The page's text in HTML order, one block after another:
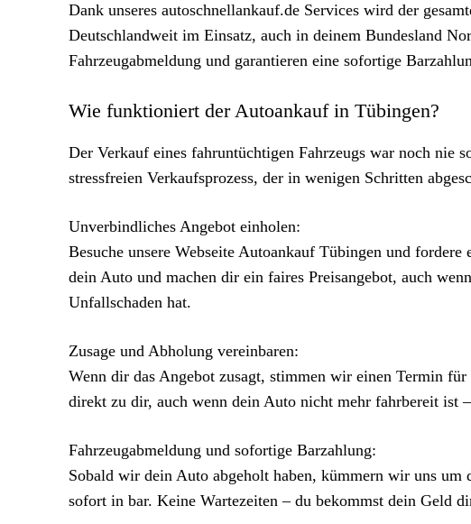
Dank unseres autoschnellankauf.de Services wird der
Deutschlandweit im Einsatz, auch in deinem Bundesland
Fahrzeugabmeldung und garantieren eine sofortige
Wie funktioniert der Autoankauf in Tübingen?
Der Verkauf eines fahruntüchtigen Fahrzeugs war noch nie
stressfreien Verkaufsprozess, der in wenigen Schritten
Unverbindliches Angebot einholen:
Besuche unsere Webseite Autoankauf Tübingen und
dein Auto und machen dir ein faires Preisangebot, auch
Unfallschaden hat.
Zusage und Abholung vereinbaren:
Wenn dir das Angebot zusagt, stimmen wir einen Termin
direkt zu dir, auch wenn dein Auto nicht mehr fahrbereit ist
Fahrzeugabmeldung und sofortige Barzahlung:
Sobald wir dein Auto abgeholt haben, kümmern wir uns
sofort in bar. Keine Wartezeiten – du bekommst dein Geld